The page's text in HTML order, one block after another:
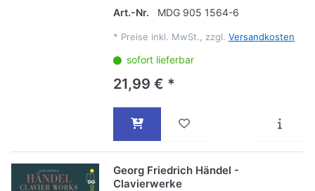
Art.-Nr.
MDG 905 1564-6
* Preise inkl. MwSt., zzgl. Versandkosten
sofort lieferbar
21,99 € *
Georg Friedrich Händel -
Clavierwerke